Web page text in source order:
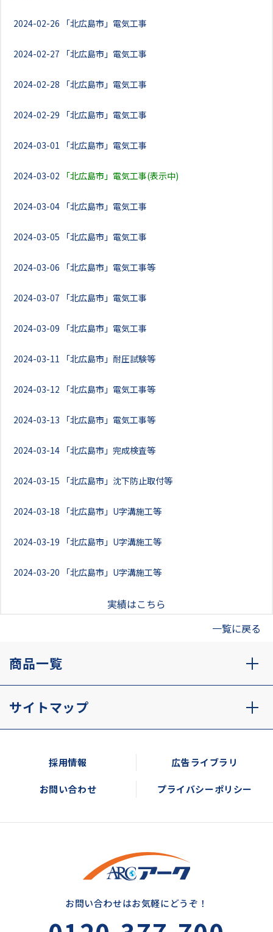
2024-02-26 「北広島市」電気工事
2024-02-27 「北広島市」電気工事
2024-02-28 「北広島市」電気工事
2024-02-29 「北広島市」電気工事
2024-03-01 「北広島市」電気工事
2024-03-02 「北広島市」電気工事(表示中)
2024-03-04 「北広島市」電気工事
2024-03-05 「北広島市」電気工事
2024-03-06 「北広島市」電気工事等
2024-03-07 「北広島市」電気工事
2024-03-09 「北広島市」電気工事
2024-03-11 「北広島市」耐圧試験等
2024-03-12 「北広島市」電気工事等
2024-03-13 「北広島市」電気工事等
2024-03-14 「北広島市」完成検査等
2024-03-15 「北広島市」沈下防止取付等
2024-03-18 「北広島市」U字溝施工等
2024-03-19 「北広島市」U字溝施工等
2024-03-20 「北広島市」U字溝施工等
実績はこちら
一覧に戻る
商品一覧
サイトマップ
採用情報 広告ライブラリ
お問い合わせ プライバシーポリシー
お問い合わせはお気軽にどうぞ！